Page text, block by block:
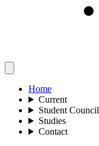
Home
Current
Student Council
Studies
Contact